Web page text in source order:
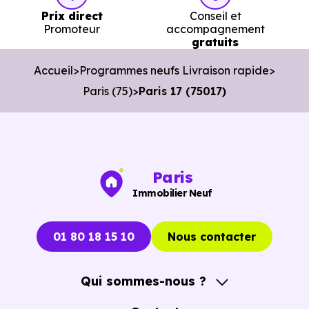
Organiser des visites pertinentes.
Avancer rapidement dans les démarches.
L’objectif est de vous faire gagner du temps sans vous
pousser à décider dans la précipitation.
opportunités concrètes.
Prix direct
Promoteur
Conseil et
accompagnement
gratuits
Accueil Programmes neufs Livraison rapide
Paris (75) Paris 17 (75017)
Paris
Immobilier Neuf
01 80 18 15 10 Nous contacter
Qui sommes-nous ?
A propos